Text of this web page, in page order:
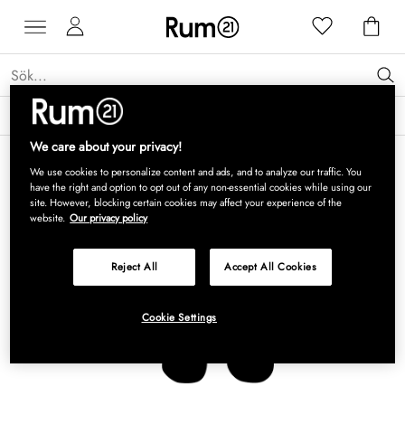
Få 15 % rabatt på Grythyttan Stålmöbler* →
We care about your privacy!
We use cookies to personalize content and ads, and to analyze our traffic. You
have the right and option to opt out of any non-essential cookies while using our
site. However, blocking certain cookies may affect your experience of the
website. Our privacy policy
Reject All Accept All Cookies
Cookie Settings